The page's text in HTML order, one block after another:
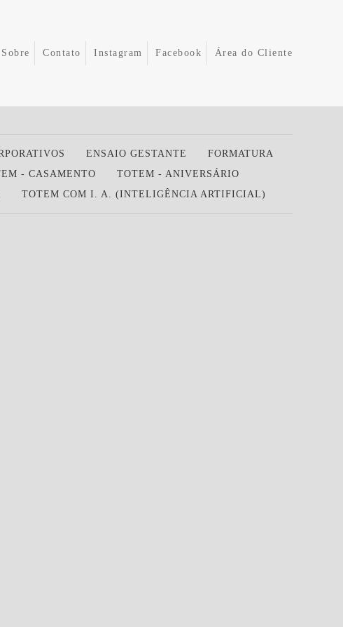
Sobre Contato Instagram Facebook Área do Cliente
ENSAIO GESTANTE
FORMATURA
- CASAMENTO
TOTEM - ANIVERSÁRIO
TOTEM COM I. A. (INTELIGÊNCIA ARTIFICIAL)